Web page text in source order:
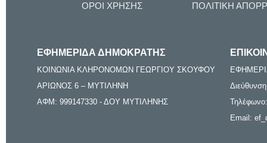
ΟΡΟΙ ΧΡΗΣΗΣ ΠΟΛΙΤΙΚΗ
ΕΦΗΜΕΡΙΔΑ ΔΗΜΟΚΡΑΤΗΣ
ΚΟΙΝΩΝΙΑ ΚΛΗΡΟΝΟΜΩΝ ΓΕΩΡΓΙΟΥ ΣΚΟΥΦΟΥ
ΑΡΙΩΝΟΣ 6 – ΜΥΤΙΛΗΝΗ
ΑΦΜ: 999147330 - ΔΟΥ ΜΥΤΙΛΗΝΗΣ
Email: